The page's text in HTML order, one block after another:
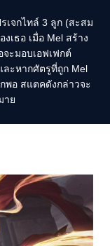
เจกไทล์ 3 ลูก (สะสม
เธอ เมื่อ Mel สร้าง
ะมอบเอฟเฟกต์
ละหากศัตรูที่ถูก Mel
พอ สแตคดังกล่าวจะ
าย